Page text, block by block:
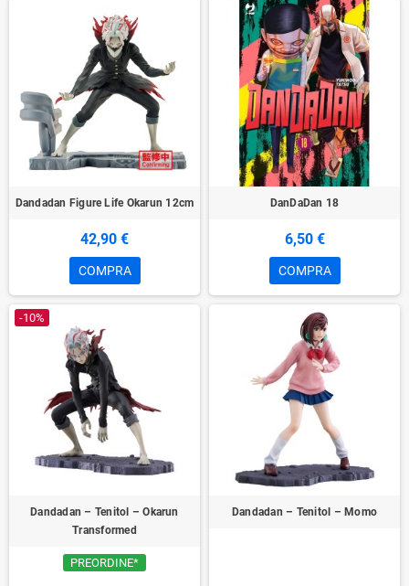
Dandadan Figure Life Okarun 12cm
42,90 €
COMPRA
DanDaDan 18
6,50 €
COMPRA
-10%
Dandadan – Tenitol – Okarun
Transformed
PREORDINE*
Dandadan – Tenitol – Momo